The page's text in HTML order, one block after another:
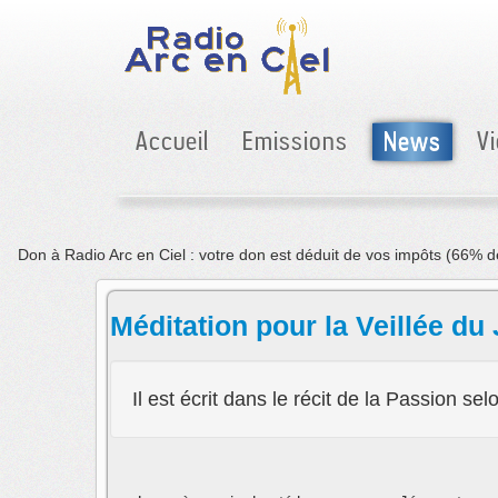
Accueil Emissions News
Don à
Méditation pour la Veillée du
Il est écrit dans le récit de la Passion